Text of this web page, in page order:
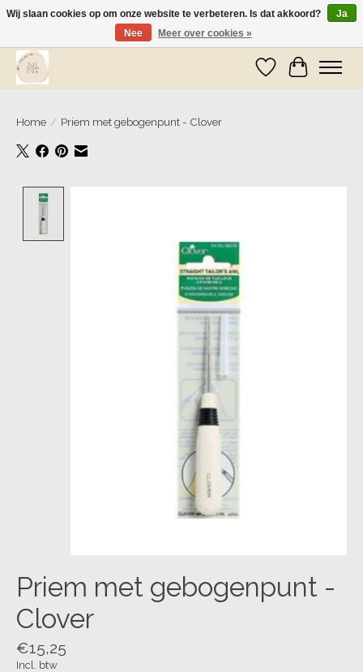
Wij zijn op vakantie! Vanaf zaterdag 9 mei worden er weer pakketjes verzonden
Verlanglijst
Home / Priem met gebogenpunt - Clover
Priem met gebogenpunt -
Clover
€15,25
Incl. btw
Wij slaan cookies op om onze website te verbeteren. Is dat akkoord?
Ja
Nee
Meer over cookies »